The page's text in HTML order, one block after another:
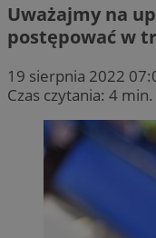
Uważajmy na
postępować w
19 sierpnia 2022
Czas czytania: 4 min.